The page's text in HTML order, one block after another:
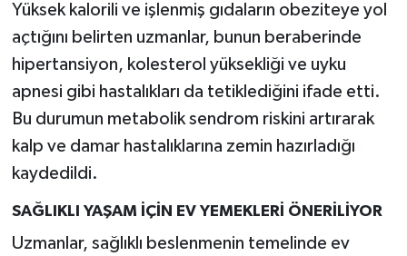
Yüksek kalorili ve işlenmiş gıdaların obeziteye yol
açtığını belirten uzmanlar, bunun beraberinde
hipertansiyon, kolesterol yüksekliği ve uyku
apnesi gibi hastalıkları da tetiklediğini ifade etti.
Bu durumun metabolik sendrom riskini artırarak
kalp ve damar hastalıklarına zemin hazırladığı
kaydedildi.
SAĞLIKLI YAŞAM İÇİN EV YEMEKLERİ ÖNERİLİYOR
Uzmanlar, sağlıklı beslenmenin temelinde ev
Türkiye
Video Galeri
Yemek Tarifleri